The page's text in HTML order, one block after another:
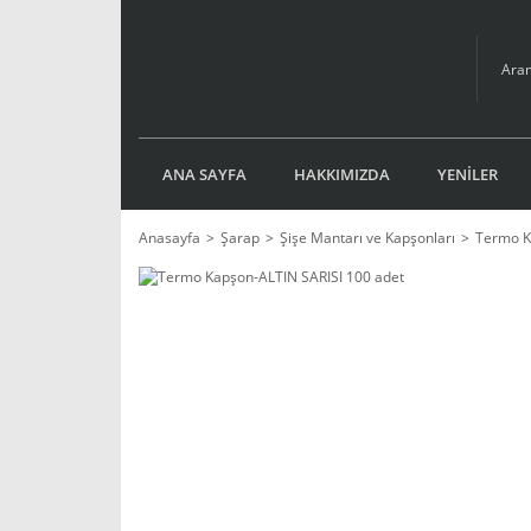
ANA SAYFA HAKKIMIZDA YENİLER
Anasayfa Şarap Şişe Mantarı ve Kapşonları
Termo